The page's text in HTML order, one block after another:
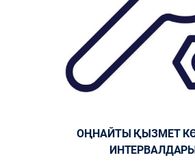
ОҢНАЙТЫ ҚЫЗМЕТ КӨРСЕТУ
ИНТЕРВАЛДАРЫ